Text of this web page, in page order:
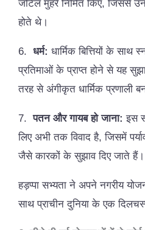
जटिल मुहरे निर्मित किए, जिससे
होते थे।
6. धर्म: धार्मिक बित्तियों के
प्रतिमाओं के प्राप्त होने से यह
तरह से अंगीकृत धार्मिक प्रणाली
7. पतन और गायब हो जाना: इस
लिए अभी तक विवाद है, जिसमें
जैसे कारकों के सुझाव दिए जाते हैं।
हड़प्पा सभ्यता ने अपने नगरीय
साथ प्राचीन दुनिया के एक